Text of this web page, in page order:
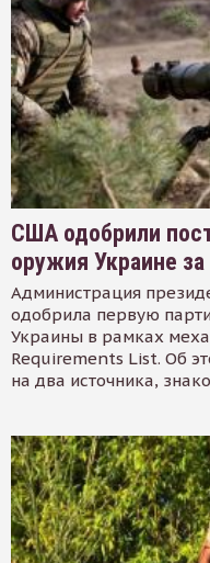
США одобрили
оружия Украине
Администрация
одобрила первую
Украины в рамках
Requirements List. Об
на два источника,